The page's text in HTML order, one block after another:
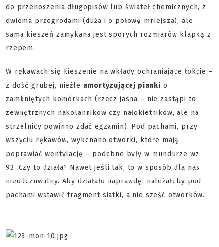
do przenoszenia długopisów lub świateł chemicznych, z
dwiema przegrodami (duża i o połowę mniejsza), ale
sama kieszeń zamykana jest sporych rozmiarów klapką z
rzepem.
W rękawach się kieszenie na wkłady ochraniające łokcie –
z dość grubej, nieźle amortyzującej pianki o
zamkniętych komórkach (rzecz jasna – nie zastąpi to
zewnętrznych nakolanników czy nałokietników, ale na
strzelnicy powinno zdać egzamin). Pod pachami, przy
wszyciu rękawów, wykonano otworki, które mają
poprawiać wentylację – podobne były w mundurze wz.
93. Czy to działa? Nawet jeśli tak, to w sposób dla nas
nieodczuwalny. Aby działało naprawdę, należałoby pod
pachami wstawić fragment siatki, a nie sześć otworków.